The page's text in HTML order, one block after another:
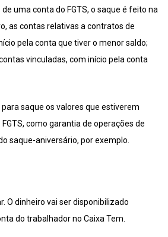
uma conta do FGTS, o saque é feito na
as contas relativas a contratos de
pela conta que tiver o menor saldo;
vinculadas, com início pela conta
saque os valores que estiverem
como garantia de operações de
saque-aniversário, por exemplo.
O dinheiro vai ser disponibilizado
do trabalhador no Caixa Tem.